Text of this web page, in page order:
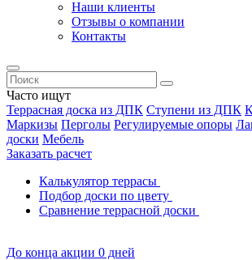
Наши клиенты
Отзывы о компании
Контакты
Часто ищут
Террасная доска из ДПК Ступени из ДПК
Маркизы Перголы Регулируемые опоры
доски Мебель
Заказать расчет
Калькулятор террасы
Подбор доски по цвету
Сравнение террасной доски
До конца акции 0 дней